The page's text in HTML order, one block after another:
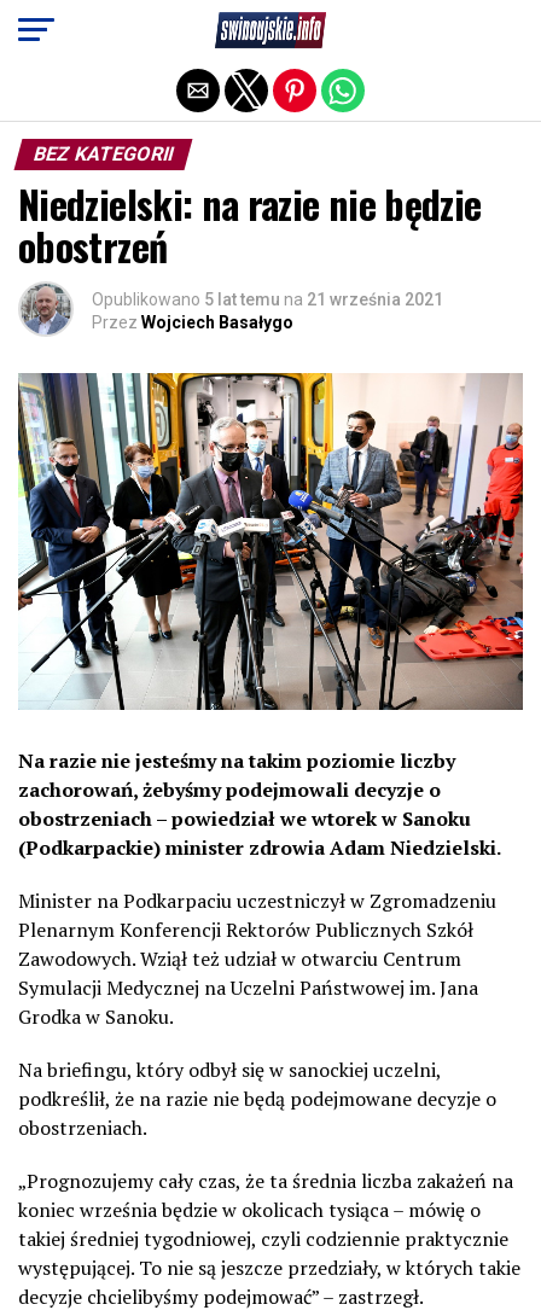
BEZ KATEGORII
Niedzielski: na razie nie będzie
obostrzeń
Opublikowano 5 lat temu na 21 września 2021
Przez Wojciech Basałygo
Na razie nie jesteśmy na takim poziomie liczby
zachorowań, żebyśmy podejmowali decyzje o
obostrzeniach – powiedział we wtorek w Sanoku
(Podkarpackie) minister zdrowia Adam Niedzielski.
Minister na Podkarpaciu uczestniczył w Zgromadzeniu
Plenarnym Konferencji Rektorów Publicznych Szkół
Zawodowych. Wziął też udział w otwarciu Centrum
Symulacji Medycznej na Uczelni Państwowej im. Jana
Grodka w Sanoku.
Na briefingu, który odbył się w sanockiej uczelni,
podkreślił, że na razie nie będą podejmowane decyzje o
obostrzeniach.
„Prognozujemy cały czas, że ta średnia liczba zakażeń na
koniec września będzie w okolicach tysiąca – mówię o
takiej średniej tygodniowej, czyli codziennie praktycznie
występującej. To nie są jeszcze przedziały, w których takie
decyzje chcielibyśmy podejmować” – zastrzegł.
Exit mobile version